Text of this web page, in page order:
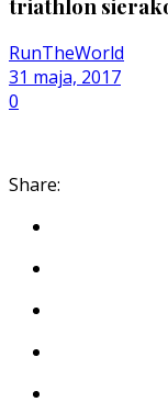
triathlon
RunTheWorld
31 maja, 2017
0
Share: